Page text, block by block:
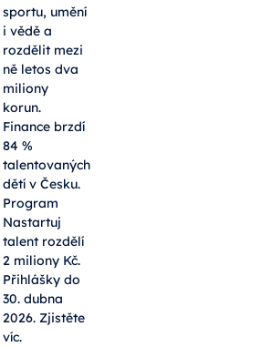
mladým
lidem ve
sportu, umění
i vědě a
rozdělit mezi
ně letos dva
miliony
korun.
Finance brzdí
84 %
talentovaných
dětí v Česku.
Program
Nastartuj
talent rozdělí
2 miliony Kč.
Přihlášky do
30. dubna